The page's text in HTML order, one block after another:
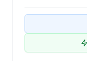
成長に合わせて賢